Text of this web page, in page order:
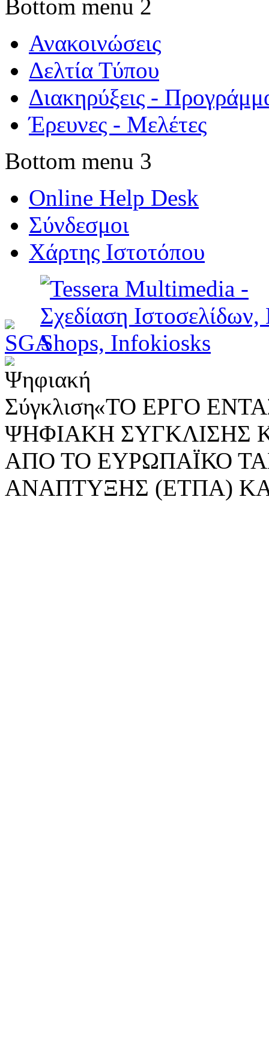
Bottom menu 2
Ανακοινώσεις
Δελτία Τύπου
Διακηρύξεις -
Έρευνες - Μελέτες
Bottom menu 3
Online Help Desk
Σύνδεσμοι
Χάρτης Ιστοτόπου
«ΤΟ ΕΡΓΟ
ΨΗΦΙΑΚΗ ΣΥΓΚΛΙΣΗΣ
ΑΠΟ ΤΟ ΕΥΡΩΠΑΪΚΟ
ΑΝΑΠΤΥΞΗΣ (ΕΤΠΑ)